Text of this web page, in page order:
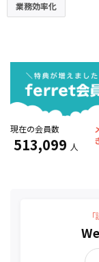
業務効率化
現在の会員数
513,099 人